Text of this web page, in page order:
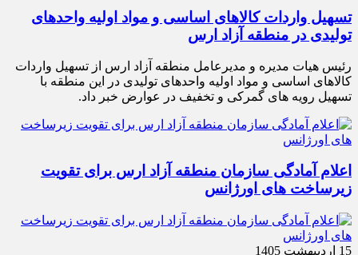
تسهیل واردات کالاهای اساسی و مواد اولیه واحدهای
تولیدی در منطقه آزاد ارس
رئیس هیات مدیره و مدیرعامل منطقه آزاد ارس از تسهیل واردات
کالاهای اساسی و مواد اولیه واحدهای تولیدی در این منطقه با
تسهیل رویه های گمرکی و تخفیف در عوارض خبر داد.
اعلام آمادگی سازمان منطقه آزاد ارس برای تقویت
زیرساخت‌ های اورژانس
15 اردیبهشت 1405